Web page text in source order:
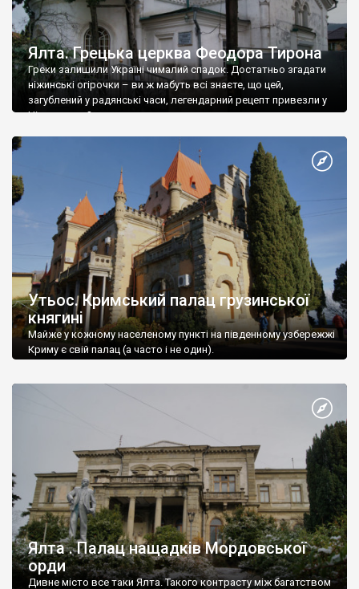
Ялта. Грецька церква Феодора Тирона
Греки залишили Україні чималий спадок. Достатньо згадати
ніжинські огірочки – ви ж мабуть всі знаєте, що цей,
загублений у радянські часи, легендарний рецепт привезли у
Ніжин греки?
Утьос. Кримський палац грузинської
княгині
Майже у кожному населеному пункті на південному узбережжі
Криму є свій палац (а часто і не один).
Ялта . Палац нащадків Мордовської
орди
Дивне місто все таки Ялта. Такого контрасту між багатством